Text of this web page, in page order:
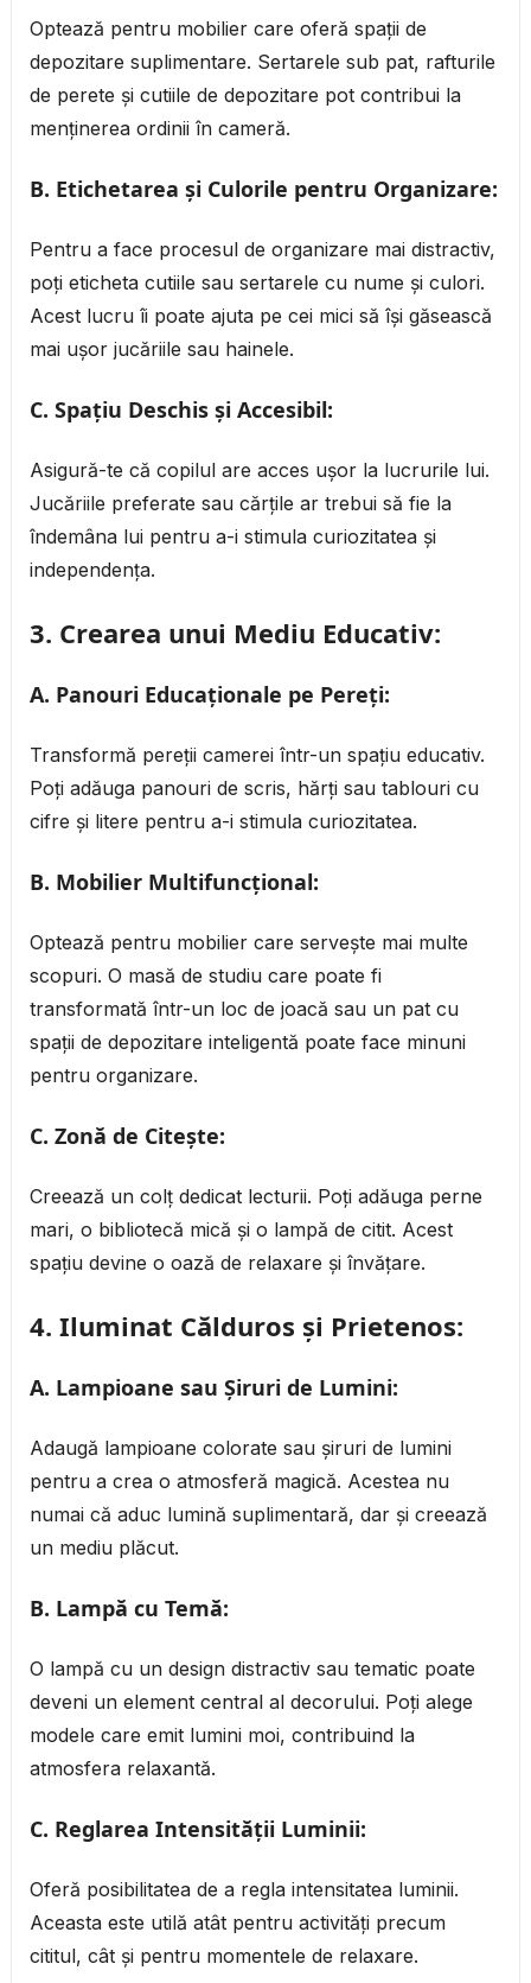
Optează pentru mobilier care oferă spații de
depozitare suplimentare. Sertarele sub pat, rafturile
de perete și cutiile de depozitare pot contribui la
menținerea ordinii în cameră.
B. Etichetarea și Culorile pentru Organizare:
Pentru a face procesul de organizare mai distractiv,
poți eticheta cutiile sau sertarele cu nume și culori.
Acest lucru îi poate ajuta pe cei mici să își găsească
mai ușor jucăriile sau hainele.
C. Spațiu Deschis și Accesibil:
Asigură-te că copilul are acces ușor la lucrurile lui.
Jucăriile preferate sau cărțile ar trebui să fie la
îndemâna lui pentru a-i stimula curiozitatea și
independența.
3. Crearea unui Mediu Educativ:
A. Panouri Educaționale pe Pereți:
Transformă pereții camerei într-un spațiu educativ.
Poți adăuga panouri de scris, hărți sau tablouri cu
cifre și litere pentru a-i stimula curiozitatea.
B. Mobilier Multifuncțional:
Optează pentru mobilier care servește mai multe
scopuri. O masă de studiu care poate fi
transformată într-un loc de joacă sau un pat cu
spații de depozitare inteligentă poate face minuni
pentru organizare.
C. Zonă de Citește:
Creează un colț dedicat lecturii. Poți adăuga perne
mari, o bibliotecă mică și o lampă de citit. Acest
spațiu devine o oază de relaxare și învățare.
4. Iluminat Călduros și Prietenos:
A. Lampioane sau Șiruri de Lumini:
Adaugă lampioane colorate sau șiruri de lumini
pentru a crea o atmosferă magică. Acestea nu
numai că aduc lumină suplimentară, dar și creează
un mediu plăcut.
B. Lampă cu Temă:
O lampă cu un design distractiv sau tematic poate
deveni un element central al decorului. Poți alege
modele care emit lumini moi, contribuind la
atmosfera relaxantă.
C. Reglarea Intensității Luminii:
Oferă posibilitatea de a regla intensitatea luminii.
Aceasta este utilă atât pentru activități precum
cititul, cât și pentru momentele de relaxare.